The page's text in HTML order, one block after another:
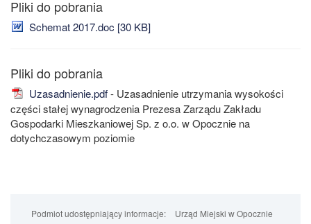
Schemat 2017.doc [30 KB]
Uzasadnienie.pdf- Uzasadnienie utrzymania wysokości
części stałej wynagrodzenia Prezesa Zarządu Zakładu
Gospodarki Mieszkaniowej Sp. z o.o. w Opocznie na
dotychczasowym poziomie
Podmiot udostępniający informacje:
Urząd Miejski w Opocznie